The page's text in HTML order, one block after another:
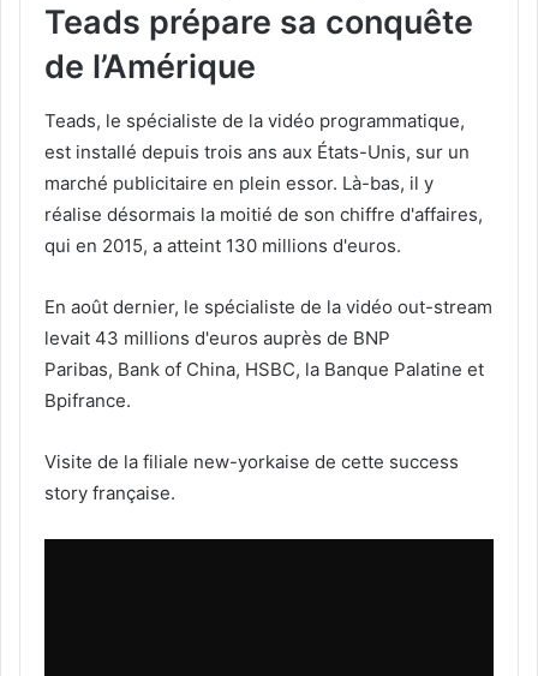
Teads prépare sa conquête
de l’Amérique
Teads, le spécialiste de la vidéo programmatique,
est installé depuis trois ans aux États-Unis, sur un
marché publicitaire en plein essor. Là-bas, il y
réalise désormais la moitié de son chiffre d'affaires,
qui en 2015, a atteint 130 millions d'euros.
En août dernier, le spécialiste de la vidéo out-stream
levait 43 millions d'euros auprès de BNP
Paribas, Bank of China, HSBC, la Banque Palatine et
Bpifrance.
Visite de la filiale new-yorkaise de cette success
story française.